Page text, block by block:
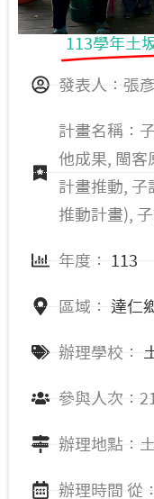
113學年土
發表人：張
計畫名稱：
他成果, 閩客
計畫推動, 子
推動計畫),
年度： 113
區域： 達仁
辦理學校：
參與人次：
辦理地點：
辦理時間 從